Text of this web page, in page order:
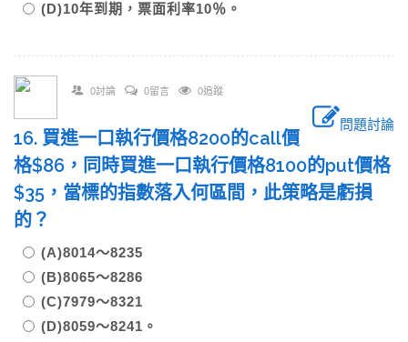
(D)10年到期，票面利率10％。
0討論 0留言 0追蹤
問題討論
16. 買進一口執行價格8200的call價
格$86，同時買進一口執行價格8100的put價格
$35，當標的指數落入何區間，此策略是虧損
的？
(A)8014～8235
(B)8065～8286
(C)7979～8321
(D)8059～8241。